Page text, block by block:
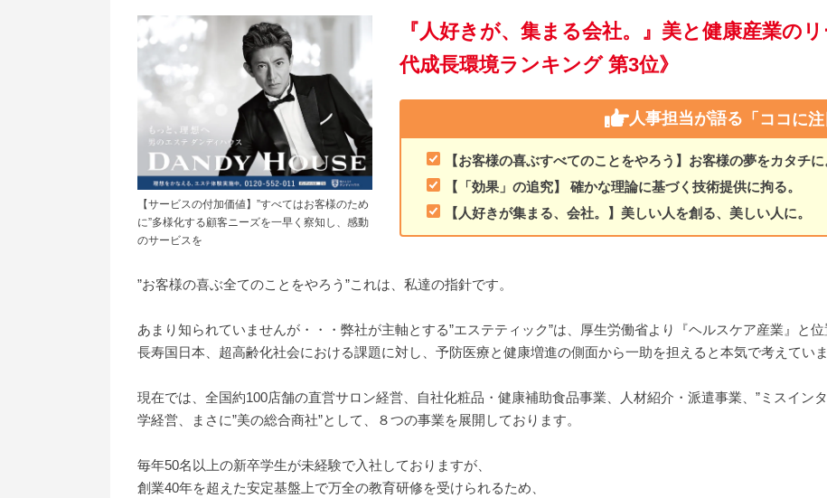
『人好きが、集まる会社。』美と健康産業の
代成長環境ランキング 第3位》
人事担当が語る 「ココに注
【お客様の喜ぶすべてのことをやろう】お客様の夢をカタチに
【「効果」の追究】 確かな理論に基づく技術提供に拘る。
【人好きが集まる、会社。】美しい人を創る、美しい人に。
【サービスの付加価値】”すべてはお客様のため
に”多様化する顧客ニーズを一早く察知し、感動
のサービスを
”お客様の喜ぶ全てのことをやろう”これは、私達の指針です。
あまり知られていませんが・・・弊社が主軸とする”エステティック”は、厚生労働省より『ヘルスケア産業』と位
長寿国日本、超高齢化社会における課題に対し、予防医療と健康増進の側面から一助を担えると本気で考えていま
現在では、全国約100店舗の直営サロン経営、自社化粧品・健康補助食品事業、人材紹介・派遣事業、”ミスイン
学経営、まさに”美の総合商社”として、８つの事業を展開しております。
毎年50名以上の新卒学生が未経験で入社しておりますが、
創業40年を超えた安定基盤上で万全の教育研修を受けられるため、